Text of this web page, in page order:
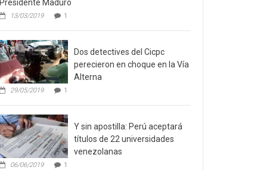
Presidente Maduro
13/03/2019 1
Dos detectives del Cicpc
perecieron en choque en la Vía
Alterna
29/05/2019 1
Y sin apostilla: Perú aceptará
títulos de 22 universidades
venezolanas
06/06/2019 1